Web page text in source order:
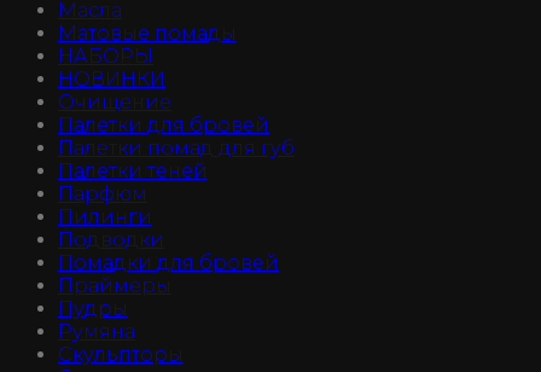
Масла
Матовые помады
НАБОРЫ
НОВИНКИ
Очищение
Палетки для бровей
Палетки помад для губ
Палетки теней
Парфюм
Пилинги
Подводки
Помадки для бровей
Праймеры
Пудры
Румяна
Скульпторы